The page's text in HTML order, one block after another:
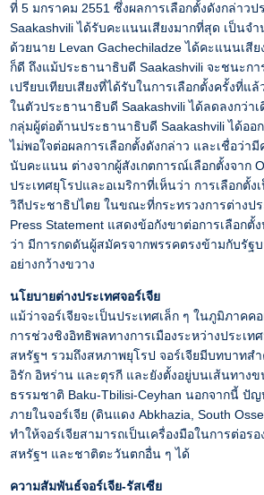
ที่ 5 มกราคม 2551 ซึ่งผลการเลือกตั้งดังกล่าว
Saakashvili ได้รับคะแนนเสียงมากที่สุด เป็นจ
ด้วยนาย Levan Gachechiladze ได้คะแนนเสีย
ก็ดี ถึงแม้ประธานาธิบดี Saakashvili จะชนะก
เปรียบเทียบเสียงที่ได้รับในการเลือกตั้งครั้งที่แ
ในตัวประธานาธิบดี Saakashvili ได้ลดลงกว่า
กลุ่มผู้ต่อต้านประธานาธิบดี Saakashvili ได้ออ
ไม่พอใจต่อผลการเลือกตั้งดังกล่าว และเชื่อว่า
นับคะแนน ต่างจากผู้สังเกตการณ์เลือกตั้งจาก
ประเทศยุโรปและอเมริกาที่เห็นว่า การเลือกตั้ง
วิถีประชาธิปไตย ในขณะที่กระทรวงการต่างปร
Press Statement แสดงข้อกังขาต่อการเลือกตั้
ว่า มีการกดดันผู้สมัครจากพรรคตรงข้ามกับรัฐ
อย่างกว้างขวาง
นโยบายต่างประเทศจอร์เจีย
แม้ว่าจอร์เจียจะเป็นประเทศเล็ก ๆ ในภูมิภาค
การช่วงชิงอิทธิพลทางการเมืองระหว่างประเท
สหรัฐฯ รวมถึงสหภาพยุโรป จอร์เจียมีบทบาทส
อิรัก อิหร่าน และตุรกี และยังตั้งอยู่บนเส้นทาง
ธรรมชาติ Baku-Tbilisi-Ceyhan นอกจากนี้ ปั
ภายในจอร์เจีย (ดินแดง Abkhazia, South
ทำให้จอร์เจียสามารถเป็นเครื่องมือในการต่อร
สหรัฐฯ และชาติตะวันตกอื่น ๆ ได้
ความสัมพันธ์จอร์เจีย-รัสเซีย